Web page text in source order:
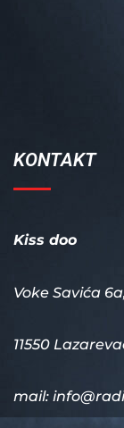
KONTAKT
Kiss doo
Voke Savića
11550
mail: